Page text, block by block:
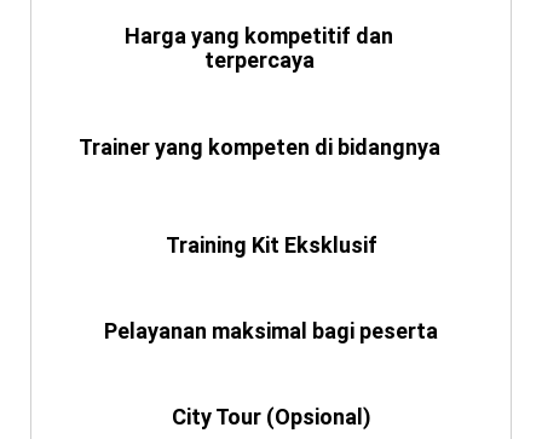
Harga yang kompetitif dan
terpercaya
Trainer yang kompeten di bidangnya
Training Kit Eksklusif
Pelayanan maksimal bagi peserta
City Tour (Opsional)